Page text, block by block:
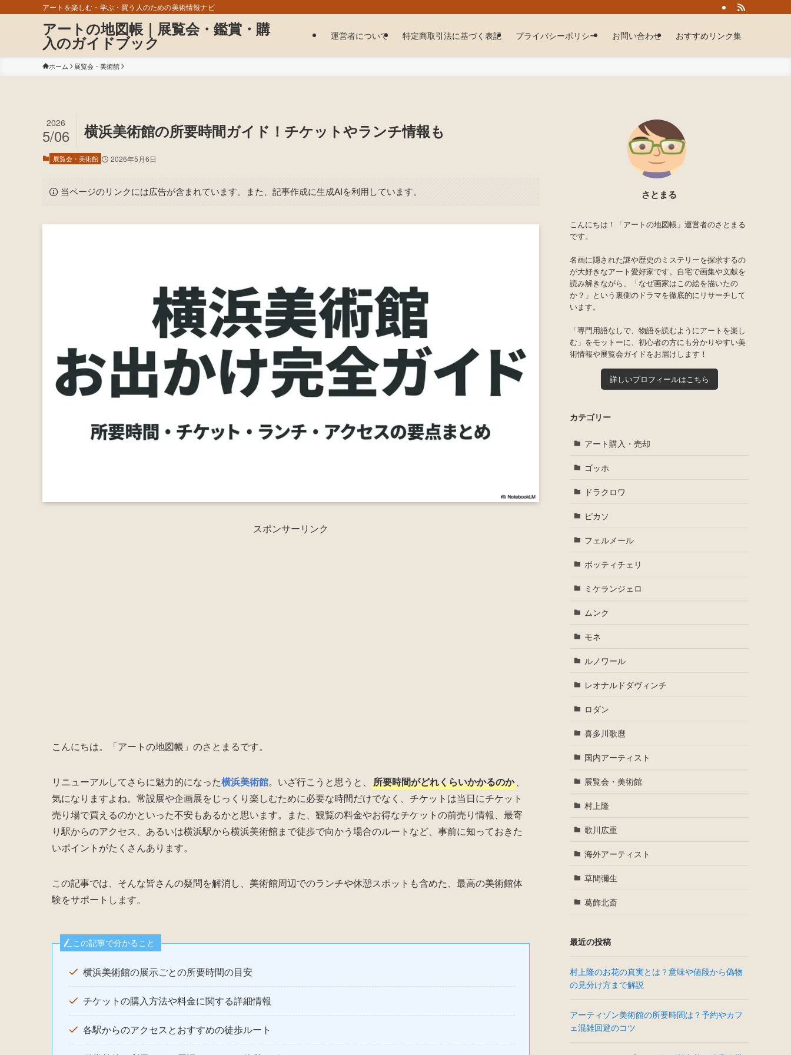
アートを楽しむ・学ぶ・買う人のための美術情報ナビ
アートの地図帳｜展覧会・鑑賞・購
入のガイドブック 運営者について 特定商取引法に基づく表記 プライバシーポリシー お問い合わせ おすすめリンク集
ホーム 展覧会・美術館
横浜美術館の所要時間ガイド！チケットやランチ情報も
2026
5/06
展覧会・美術館 2026年5月6日
当ページのリンクには広告が含まれています。また、記事作成に生成AIを利用しています。
スポンサーリンク
こんにちは。「アートの地図帳」のさとまるです。
リニューアルしてさらに魅力的になった横浜美術館。いざ行こうと思うと、 所要時間がどれくらいかかるのか、
気になりますよね。常設展や企画展をじっくり楽しむために必要な時間だけでなく、チケットは当日にチケット
売り場で買えるのかといった不安もあるかと思います。また、観覧の料金やお得なチケットの前売り情報、最寄
り駅からのアクセス、あるいは横浜駅から横浜美術館まで徒歩で向かう場合のルートなど、事前に知っておきた
いポイントがたくさんあります。
この記事では、そんな皆さんの疑問を解消し、美術館周辺でのランチや休憩スポットも含めた、最高の美術館体
験をサポートします。
この記事で分かること
横浜美術館の展示ごとの所要時間の目安
チケットの購入方法や料金に関する詳細情報
各駅からのアクセスとおすすめの徒歩ルート
さとまる
こんにちは！「アートの地図帳」運営者のさとまる
です。
名画に隠された謎や歴史のミステリーを探求するの
が大好きなアート愛好家です。自宅で画集や文献を
読み解きながら、「なぜ画家はこの絵を描いたの
か？」という裏側のドラマを徹底的にリサーチして
います。
「専門用語なしで、物語を読むようにアートを楽し
む」をモットーに、初心者の方にも分かりやすい美
術情報や展覧会ガイドをお届けします！
詳しいプロフィールはこちら
カテゴリー
アート購入・売却
ゴッホ
ドラクロワ
ピカソ
フェルメール
ボッティチェリ
ミケランジェロ
ムンク
モネ
ルノワール
レオナルドダヴィンチ
ロダン
喜多川歌麿
国内アーティスト
展覧会・美術館
村上隆
歌川広重
海外アーティスト
草間彌生
葛飾北斎
最近の投稿
村上隆のお花の真実とは？意味や値段から偽物
の見分け方まで解説
アーティゾン美術館の所要時間は？予約やカフ
ェ混雑回避のコツ